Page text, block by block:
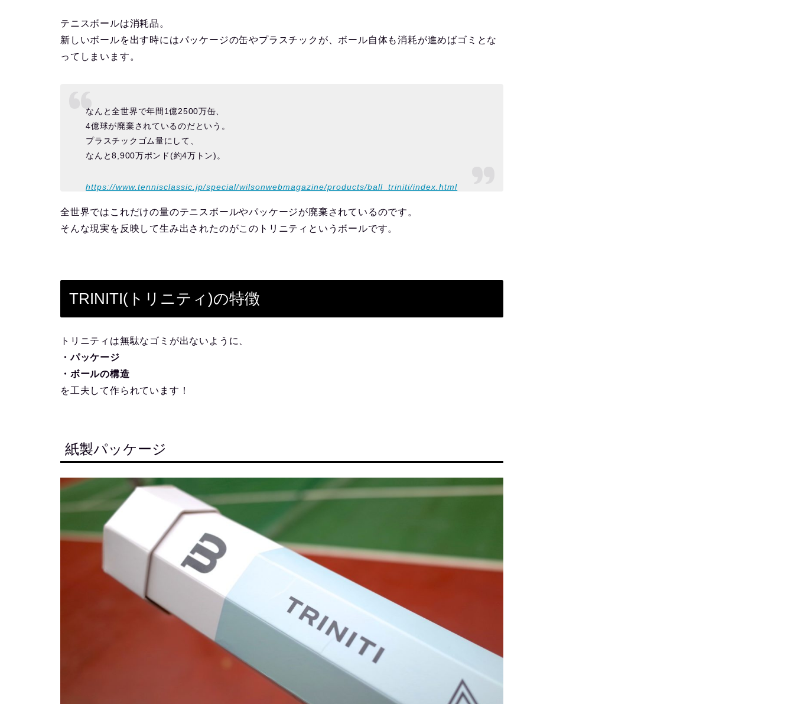
テニスボールは消耗品。
新しいボールを出す時にはパッケージの缶やプラスチックが、ボール自体も消耗が進めばゴミとな
ってしまいます。
なんと全世界で年間1億2500万缶、
4億球が廃棄されているのだという。
プラスチックゴム量にして、
なんと8,900万ポンド(約4万トン)。
https://www.tennisclassic.jp/special/wilsonwebmagazine/products/ball_triniti/index.html
全世界ではこれだけの量のテニスボールやパッケージが廃棄されているのです。
そんな現実を反映して生み出されたのがこのトリニティというボールです。
TRINITI(トリニティ)の特徴
トリニティは無駄なゴミが出ないように、
・パッケージ
・ボールの構造
を工夫して作られています！
紙製パッケージ